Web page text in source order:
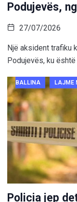
Podujevës,
27/07/2026
Një aksident trafiku
Podujevës, ku
BALLINA LAJME
Policia jep